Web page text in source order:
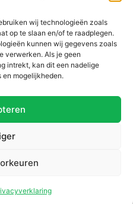
wij technologieën zoals
op te slaan en/of te raadplegen.
kunnen wij gegevens zoals
verwerken. Als je geen
intrekt, kan dit een nadelige
en mogelijkheden.
in Nederland | 2018
36 van het
klachten
in de praktijk NTVG